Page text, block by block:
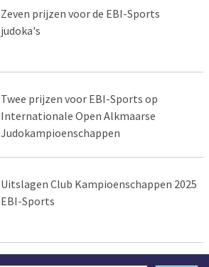
Zeven prijzen voor de EBI-Sports
judoka's
Twee prijzen voor EBI-Sports op
Internationale Open Alkmaarse
Judokampioenschappen
Uitslagen Club Kampioenschappen 2025
EBI-Sports